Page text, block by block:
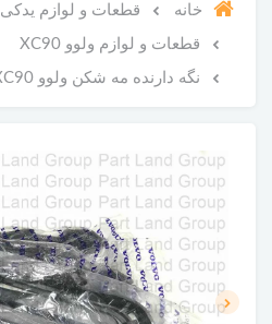
خانه قطعات و لوازم یدکی
قطعات و لوازم ولوو XC90
نگه دارنده مه شکن ولوو XC90